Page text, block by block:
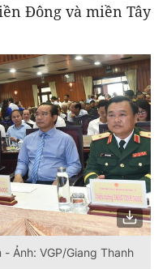
Đông và miền Tây
Ảnh: VGP/Giang Thanh